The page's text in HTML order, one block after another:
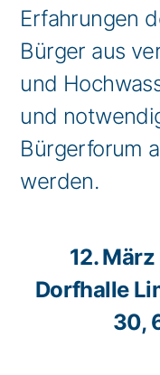
Erfahrungen
Bürger aus
und
und
Bürgerforum
werden.
12. März
Dorfhalle
30,